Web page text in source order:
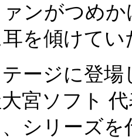
ンがつめ
を傾けてい
ージに登場
宮ソフト
、シリーズ